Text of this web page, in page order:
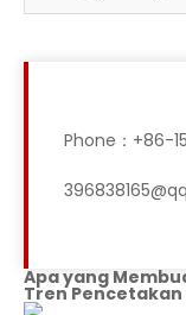
Phone：+86-
Apa yang
Tren Pencetakan